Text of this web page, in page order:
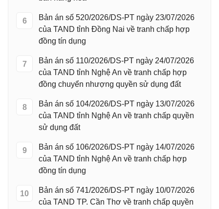
6
Bản án số 520/2026/DS-PT ngày 23/07/2026
của TAND tỉnh Đồng Nai về tranh chấp hợp
đồng tín dụng
7
Bản án số 110/2026/DS-PT ngày 24/07/2026
của TAND tỉnh Nghệ An về tranh chấp hợp
đồng chuyển nhượng quyền sử dụng đất
8
Bản án số 104/2026/DS-PT ngày 13/07/2026
của TAND tỉnh Nghệ An về tranh chấp quyền
sử dụng đất
9
Bản án số 106/2026/DS-PT ngày 14/07/2026
của TAND tỉnh Nghệ An về tranh chấp hợp
đồng tín dụng
10
Bản án số 741/2026/DS-PT ngày 10/07/2026
của TAND TP. Cần Thơ về tranh chấp quyền